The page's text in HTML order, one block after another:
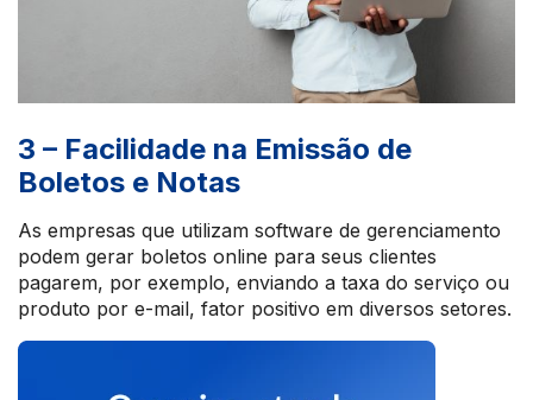
3 – Facilidade na Emissão de
Boletos e Notas
As empresas que utilizam software de gerenciamento
podem gerar boletos online para seus clientes
pagarem, por exemplo, enviando a taxa do serviço ou
produto por e-mail, fator positivo em diversos setores.